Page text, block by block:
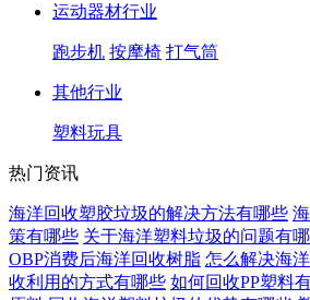
运动器材行业
跑步机 按摩椅 打气筒
其他行业
塑料玩具
热门资讯
海洋回收塑胶垃圾的解决方法有哪些
策有哪些 关于海洋塑料垃圾的问题有
OBP消费后海洋回收树脂 怎么解决海
收利用的方式有哪些 如何回收PP塑料